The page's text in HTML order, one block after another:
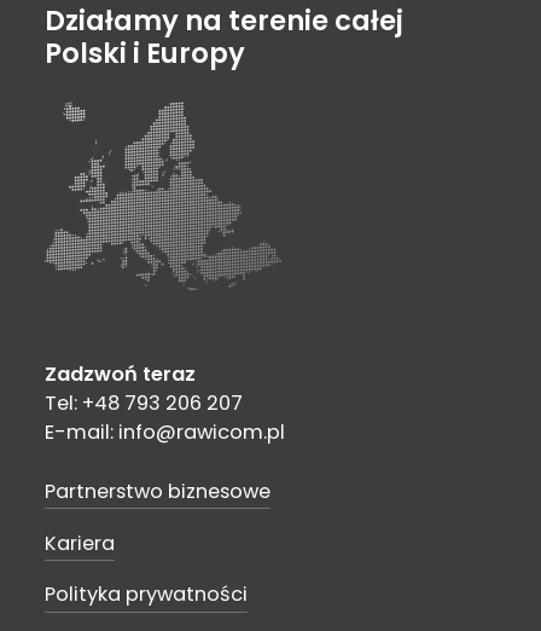
Działamy na terenie całej
Polski i Europy
Zadzwoń teraz
Tel: +48 793 206 207
E-mail: info@rawicom.pl
Partnerstwo biznesowe
Kariera
Polityka prywatności